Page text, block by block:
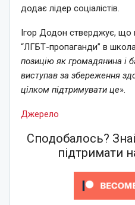
додає лідер соціалістів.
Ігор Додон стверджує, що
“ЛГБТ-пропаганди” в
позицію як громадянина і
виступав за збереження
цілком підтримувати це».
Джерело
Сподобалось?
підтримати